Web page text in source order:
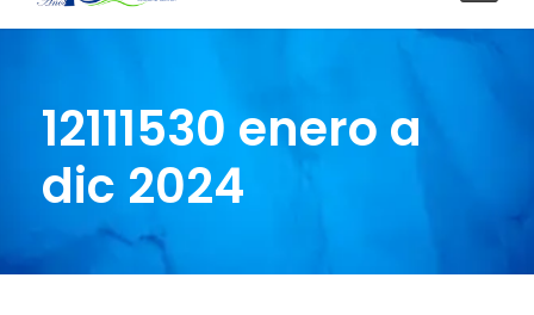
12111530 enero a
dic 2024